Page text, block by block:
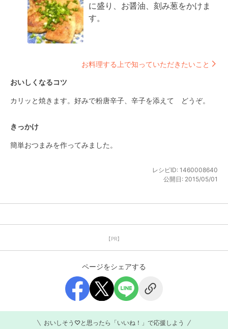
に盛り、お醤油、刻み葱をかけま
す。
お料理する上で知っていただきたいこと
おいしくなるコツ
カリッと焼きます。好みで粉唐辛子、辛子を添えて　どうぞ。
きっかけ
簡単おつまみを作ってみました。
レシピID: 1460008640
公開日: 2015/05/01
【PR】
ページをシェアする
おいしそう♡と思ったら「いいね！」で応援しよう